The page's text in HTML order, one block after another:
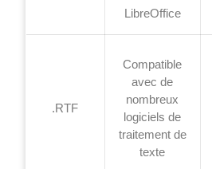
LibreOffice
.RTF
Compatible
avec de
nombreux
logiciels de
traitement de
texte